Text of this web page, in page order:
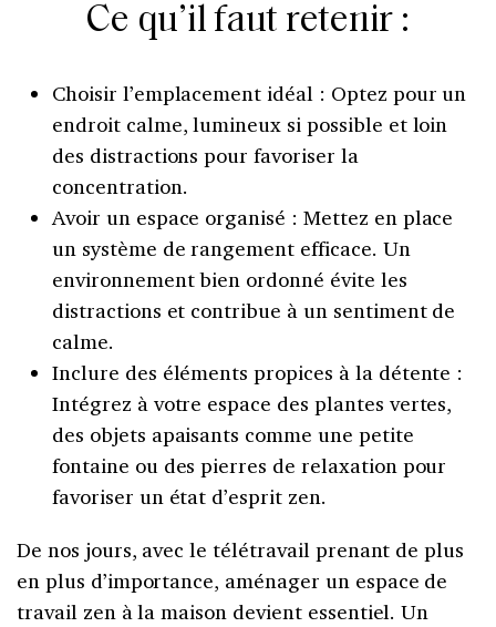
Ce qu’il faut retenir :
Choisir l’emplacement idéal : Optez pour un
endroit calme, lumineux si possible et loin
des distractions pour favoriser la
concentration.
Avoir un espace organisé : Mettez en place
un système de rangement efficace. Un
environnement bien ordonné évite les
distractions et contribue à un sentiment de
calme.
Inclure des éléments propices à la détente :
Intégrez à votre espace des plantes vertes,
des objets apaisants comme une petite
fontaine ou des pierres de relaxation pour
favoriser un état d’esprit zen.
De nos jours, avec le télétravail prenant de plus
en plus d’importance, aménager un espace de
travail zen à la maison devient essentiel. Un